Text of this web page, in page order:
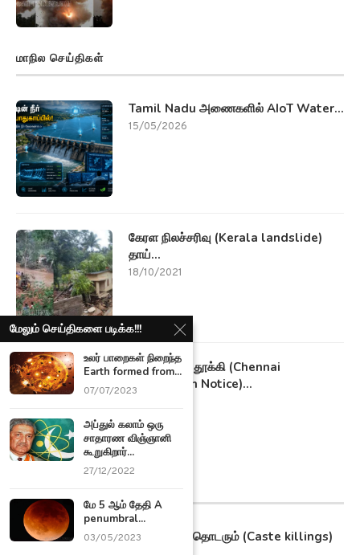
மாநில செய்திகள்
Tamil Nadu அணைகளில் AIoT Water...
15/05/2026
கேரள நிலச்சரிவு (Kerala landslide)
தாய்...
18/10/2021
குப்பைகளை தூக்கி (Chennai
Corporation Notice)...
தமிழகத்தில் தொடரும் (Caste killings)
மேலும் செய்திகளை படிக்க!!!
உலர் பாறைகள் நிறைந்த
Earth formed from...
07/07/2023
அப்துல் கலாம் ஒரு
சாதாரண விஞ்ஞானி
கூறுகிறார்...
27/12/2022
மே 5 ஆம் தேதி A
penumbral...
03/05/2023